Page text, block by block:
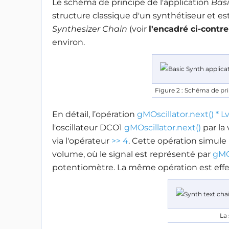
Le schéma de principe de l'application
structure classique d'un synthétiseur et
Synthesizer Chain (voir l'encadré ci-contre
environ.
Figure 2 : Schéma de
En détail, l’opération gMOscillator.next() *
l'oscillateur DCO1 gMOscillator.next() par la
via l'opérateur>> 4. Cette opération
volume, où le signal est représenté par
potentiomètre. La même opération est